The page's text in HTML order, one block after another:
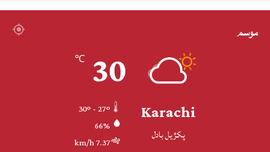
موسم
Karachi
پکڙيل بادل
30
℃
66%
7.37 km/h